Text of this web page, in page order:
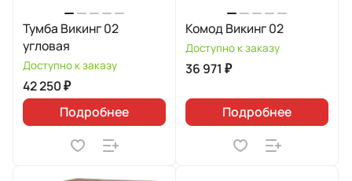
Тумба Викинг 02
угловая
Доступно к заказу
42 250 ₽
Подробнее
Комод Викинг 02
Доступно к заказу
36 971 ₽
Подробнее